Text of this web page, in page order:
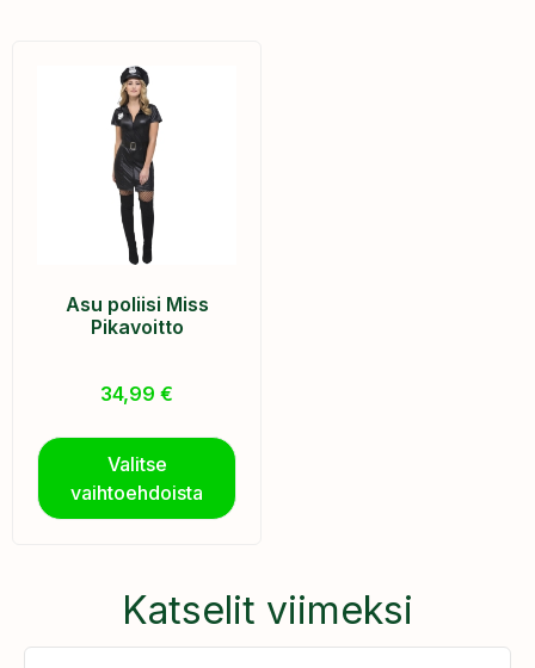
Asu poliisi Miss
Pikavoitto
34,99 €
Valitse
vaihtoehdoista
Katselit viimeksi